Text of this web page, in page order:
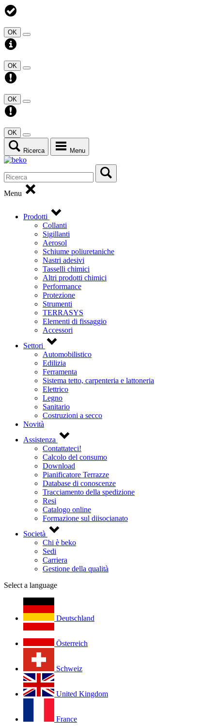
OK
OK
OK
OK
Ricerca Menu
Menu
Prodotti
Collanti
Sigillanti
Aerosol
Schiume poliuretaniche
Nastri adesivi
Tasselli chimici
Altri prodotti chimici
Performance
Protezione
Strumenti
TERRASYS
Elementi di fissaggio
Accessori
Settori
Automobilistico
Edilizia
Ferramenta
Sistema tetto, carpenteria e lattoneria
Elettrico
Legno
Sanitario
Costruzioni a secco
Novità
Assistenza
Contattateci!
Calcolo del consumo
Download
Pianificatore Terrazze
Database di conoscenze
Tracciamento della spedizione
Resi
Catalogo online
Formazione sul diisocianato
Società
Chi è beko
Sedi
Carriera
Gestione della qualità
Select a language
Deutschland
Österreich
Schweiz
United Kingdom
France